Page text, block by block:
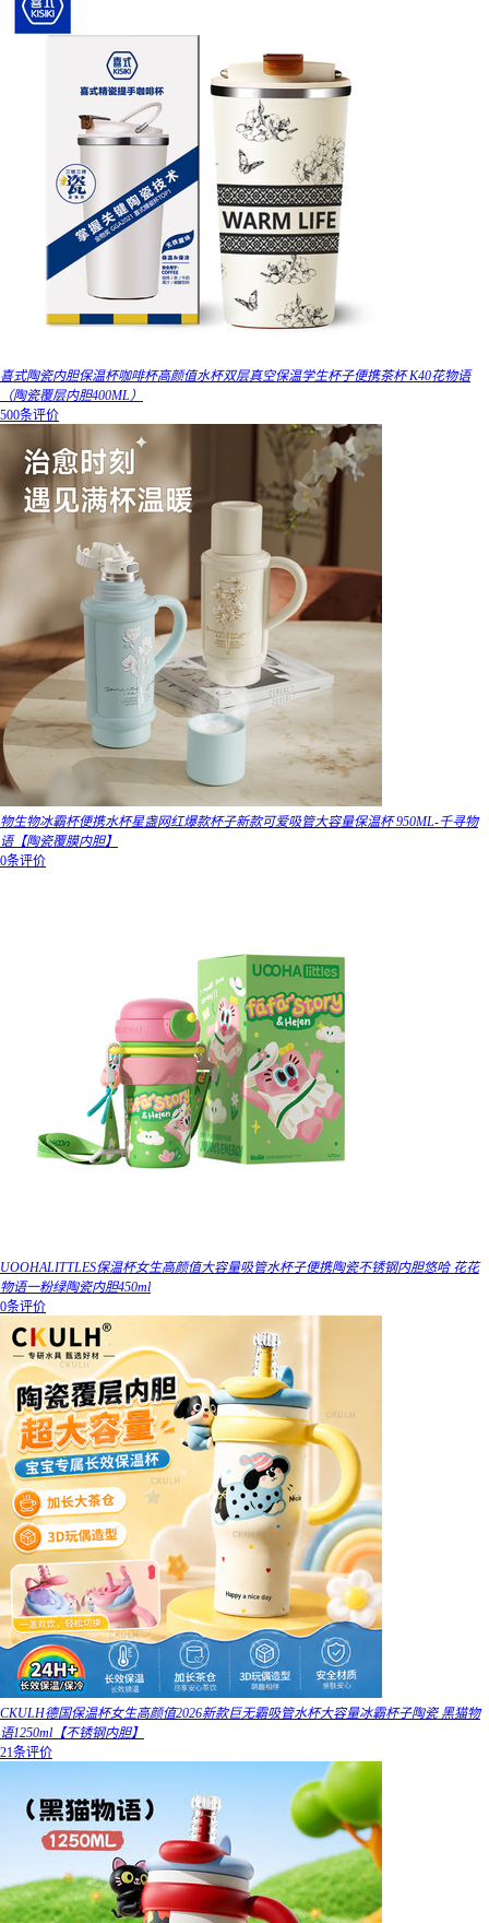
喜式陶瓷内胆保温杯咖啡杯高颜值水杯双层真空保温学生杯子便携茶杯 K40花物语
（陶瓷覆层内胆400ML）
500条评价
物生物冰霸杯便携水杯星盏网红爆款杯子新款可爱吸管大容量保温杯 950ML-千寻物
语【陶瓷覆膜内胆】
0条评价
UOOHALITTLES保温杯女生高颜值大容量吸管水杯子便携陶瓷不锈钢内胆悠哈 花花
物语一粉绿陶瓷内胆450ml
0条评价
CKULH德国保温杯女生高颜值2026新款巨无霸吸管水杯大容量冰霸杯子陶瓷 黑猫物
语1250ml【不锈钢内胆】
21条评价